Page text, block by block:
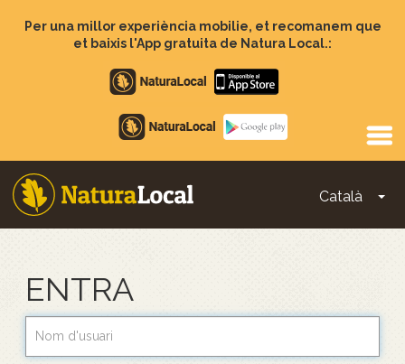
Per una millor experiència mobilie, et recomanem que
et baixis l'App gratuita de Natura Local.:
Apple
store
Google
Play
Català
Main
ENTRA